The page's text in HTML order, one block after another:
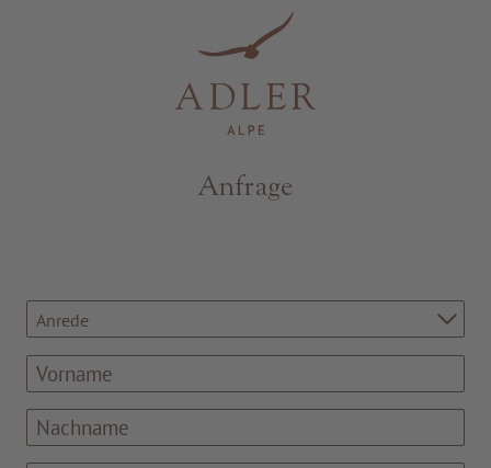
Resorts & Retreats
Anfrage
Anrede